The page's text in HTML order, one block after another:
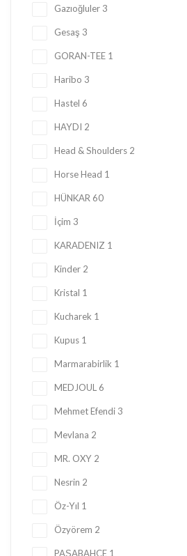
Gazıoğluler 3
Gesaş 3
GORAN-TEE 1
Haribo 3
Hastel 6
HAYDI 2
Head & Shoulders 2
Horse Head 1
HÜNKAR 60
İçim 3
KARADENIZ 1
Kinder 2
Kristal 1
Kucharek 1
Kupus 1
Marmarabirlik 1
MEDJOUL 6
Mehmet Efendi 3
Mevlana 2
MR. OXY 2
Nesrin 2
Öz-Yıl 1
Özyörem 2
PAŞABAHÇE 1